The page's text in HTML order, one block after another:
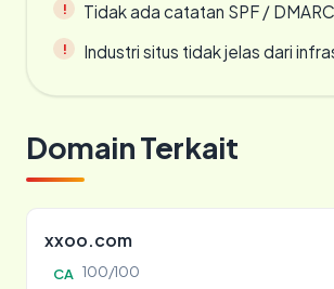
Tidak ada catatan SPF / DMARC
Industri situs tidak jelas dari
Domain Terkait
xxoo.com
CA 100/100